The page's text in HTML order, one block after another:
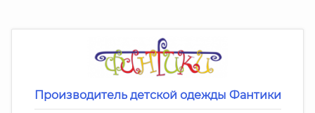
Производитель детской одежды Фантики